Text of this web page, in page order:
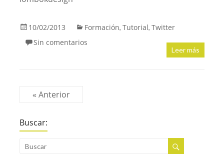
10/02/2013 Formación, Tutorial, Twitter
Sin comentarios
Leer más
« Anterior
Buscar: